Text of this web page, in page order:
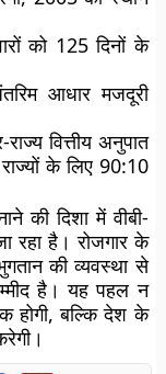
को 125 दिनों के
आधार मजदूरी
वित्तीय अनुपात
के लिए 90:10
की दिशा में वीबी-
रहा है। रोजगार के
की व्यवस्था से
है। यह पहल न
होगी, बल्कि देश के